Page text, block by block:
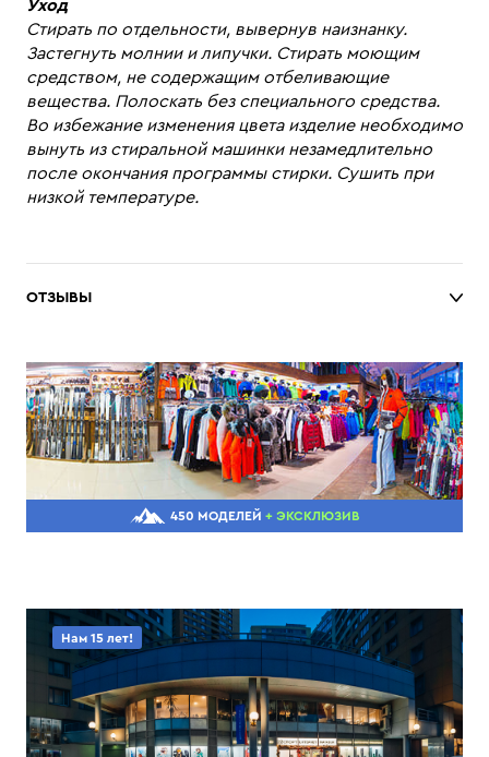
Уход
Стирать по отдельности, вывернув наизнанку.
Застегнуть молнии и липучки. Стирать моющим
средством, не содержащим отбеливающие
вещества. Полоскать без специального средства.
Во избежание изменения цвета изделие необходимо
вынуть из стиральной машинки незамедлительно
после окончания программы стирки. Сушить при
низкой температуре.
ОТЗЫВЫ
450 МОДЕЛЕЙ + ЭКСКЛЮЗИВ
Нам 15 лет!